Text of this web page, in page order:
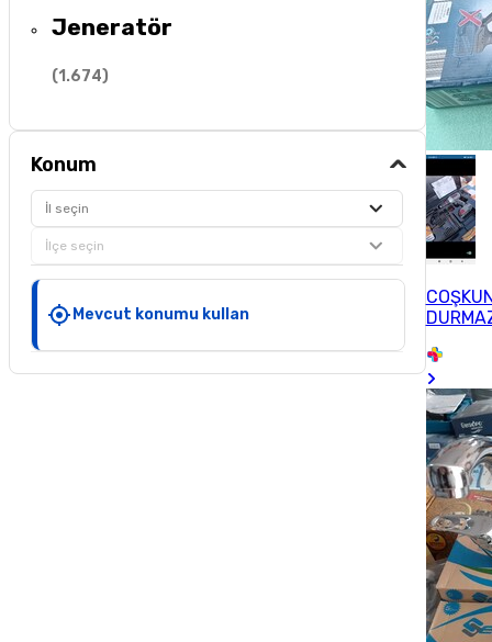
Jeneratör
(1.674)
Konum
İl seçin
İlçe seçin
Mevcut konumu kullan